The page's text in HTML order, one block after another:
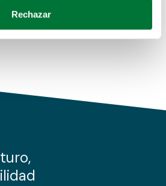
sobre cómo se procesan sus
que haga del sitio web con
sociales, publicidad y análisis
Rechazar